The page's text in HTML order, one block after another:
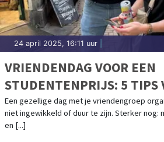
24 april 2025, 16:11 uur
VRIENDENDAG VOOR EEN
STUDENTENPRIJS: 5 TIPS
ONVERGETELIJK UITJE
Een gezellige dag met je vriendengroep
niet ingewikkeld of duur te zijn. Sterker
en [...]